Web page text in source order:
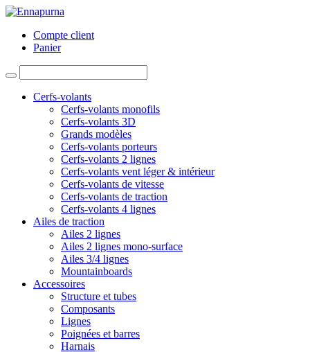
Compte client
Panier
Cerfs-volants
Cerfs-volants monofils
Cerfs-volants 3D
Grands modèles
Cerfs-volants porteurs
Cerfs-volants 2 lignes
Cerfs-volants vent léger & intérieur
Cerfs-volants de vitesse
Cerfs-volants de traction
Cerfs-volants 4 lignes
Ailes de traction
Ailes 2 lignes
Ailes 2 lignes mono-surface
Ailes 3/4 lignes
Mountainboards
Accessoires
Structure et tubes
Composants
Lignes
Poignées et barres
Harnais